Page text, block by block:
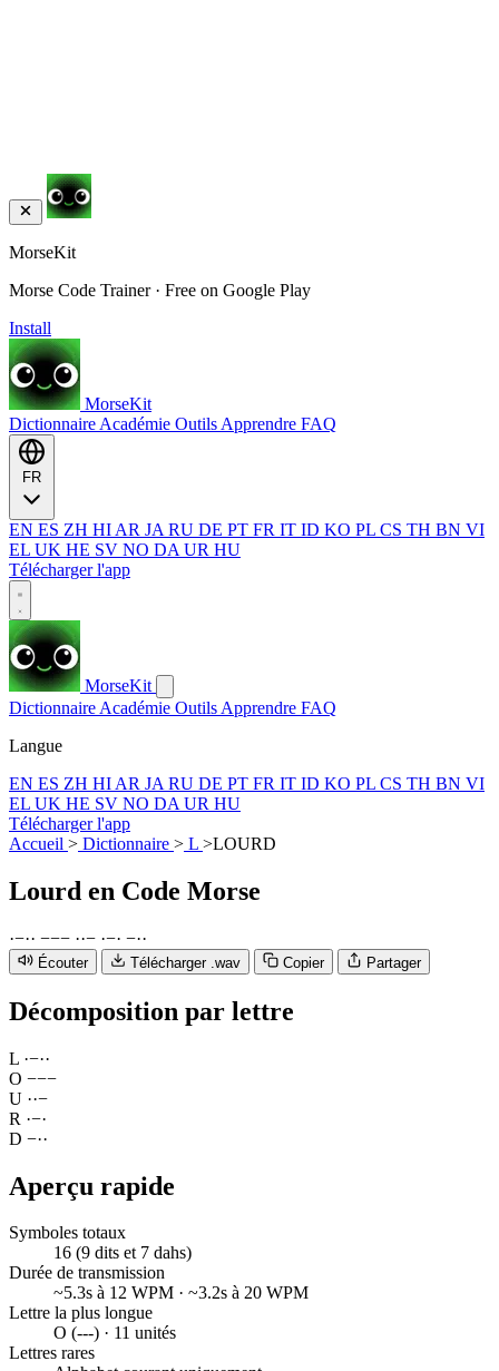
MorseKit
Morse Code Trainer · Free on Google Play
Install
MorseKit
Dictionnaire Académie Outils Apprendre FAQ
EN ES ZH HI AR JA RU DE PT FR IT ID KO PL CS TH BN VI
EL UK HE SV NO DA UR HU
Télécharger l'app
MorseKit
Dictionnaire Académie Outils Apprendre FAQ
Langue
EN ES ZH HI AR JA RU DE PT FR IT ID KO PL CS TH BN VI
EL UK HE SV NO DA UR HU
Télécharger l'app
Accueil > Dictionnaire > L >LOURD
Lourd en Code Morse
·−·· −−− ··− ·−· −··
Écouter Télécharger .wav Copier Partager
Décomposition par lettre
L ·−··
O −−−
U ··−
R ·−·
D −··
Aperçu rapide
Symboles totaux
16 (9 dits et 7 dahs)
Durée de transmission
~5.3s à 12 WPM · ~3.2s à 20 WPM
Lettre la plus longue
O (---) · 11 unités
Lettres rares